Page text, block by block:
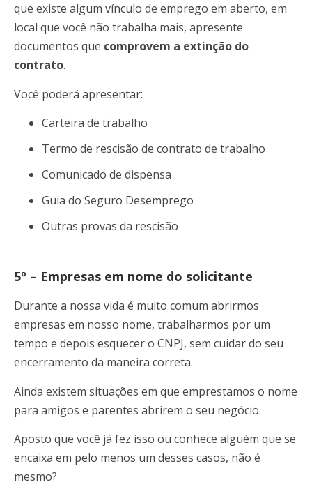
que existe algum vínculo de emprego em aberto, em
local que você não trabalha mais, apresente
documentos que comprovem a extinção do
contrato.
Você poderá apresentar:
Carteira de trabalho
Termo de rescisão de contrato de trabalho
Comunicado de dispensa
Guia do Seguro Desemprego
Outras provas da rescisão
5º – Empresas em nome do solicitante
Durante a nossa vida é muito comum abrirmos
empresas em nosso nome, trabalharmos por um
tempo e depois esquecer o CNPJ, sem cuidar do seu
encerramento da maneira correta.
Ainda existem situações em que emprestamos o nome
para amigos e parentes abrirem o seu negócio.
Aposto que você já fez isso ou conhece alguém que se
encaixa em pelo menos um desses casos, não é
mesmo?